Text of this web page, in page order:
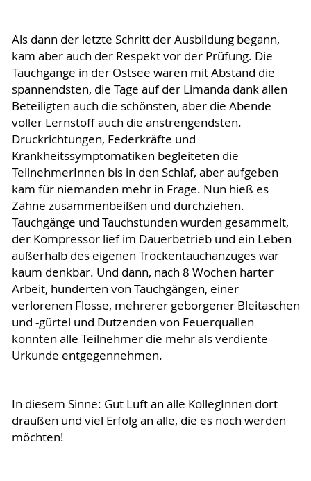
Als dann der letzte Schritt der Ausbildung begann,
kam aber auch der Respekt vor der Prüfung. Die
Tauchgänge in der Ostsee waren mit Abstand die
spannendsten, die Tage auf der Limanda dank allen
Beteiligten auch die schönsten, aber die Abende
voller Lernstoff auch die anstrengendsten.
Druckrichtungen, Federkräfte und
Krankheitssymptomatiken begleiteten die
TeilnehmerInnen bis in den Schlaf, aber aufgeben
kam für niemanden mehr in Frage. Nun hieß es
Zähne zusammenbeißen und durchziehen.
Tauchgänge und Tauchstunden wurden gesammelt,
der Kompressor lief im Dauerbetrieb und ein Leben
außerhalb des eigenen Trockentauchanzuges war
kaum denkbar. Und dann, nach 8 Wochen harter
Arbeit, hunderten von Tauchgängen, einer
verlorenen Flosse, mehrerer geborgener Bleitaschen
und -gürtel und Dutzenden von Feuerquallen
konnten alle Teilnehmer die mehr als verdiente
Urkunde entgegennehmen.
In diesem Sinne: Gut Luft an alle KollegInnen dort
draußen und viel Erfolg an alle, die es noch werden
möchten!